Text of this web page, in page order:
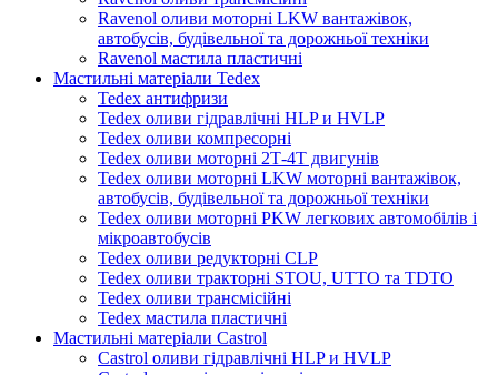
Ravenol оливи моторні LKW вантажівок,
автобусів, будівельної та дорожньої техніки
Ravenol мастила пластичні
Мастильні матеріали Tedex
Tedex антифризи
Tedex оливи гідравлічні HLP и HVLP
Tedex оливи компресорні
Tedex оливи моторні 2Т-4Т двигунів
Tedex оливи моторні LKW моторні вантажівок,
автобусів, будівельної та дорожньої техніки
Tedex оливи моторні PKW легкових автомобілів і
мікроавтобусів
Tedex оливи редукторні CLP
Tedex оливи тракторні STOU, UTTO та TDTO
Tedex оливи трансмісійні
Tedex мастила пластичні
Мастильні матеріали Castrol
Castrol оливи гідравлічні HLP и HVLP